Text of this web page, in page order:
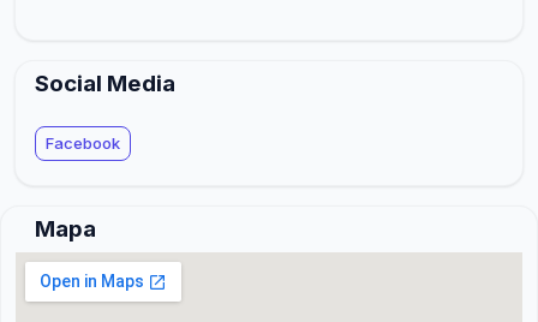
Social Media
Facebook
Mapa